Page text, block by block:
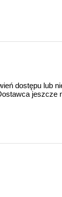
dostępu lub
jeszcze